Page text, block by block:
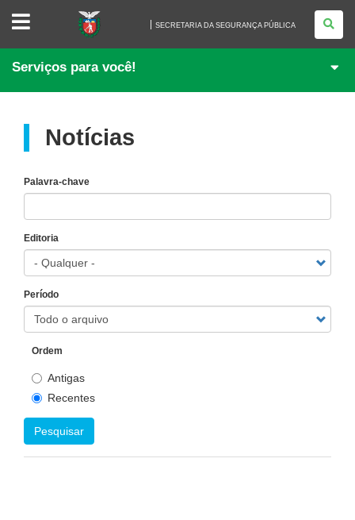
SECRETARIA
SEGURANÇA
PÚBLICA
SECRETARIA DA SEGURANÇA PÚBLICA
Serviços para você!
Notícias
Palavra-chave
Editoria
Período
Ordem
Antigas
Recentes
Pesquisar